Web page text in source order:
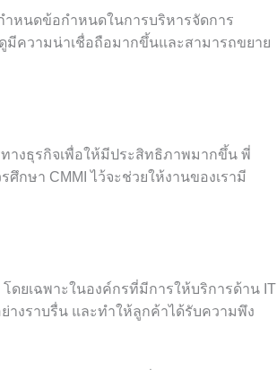
ำหนดข้อกำหนดในการบริหารจัดการ
มีความน่าเชื่อถือมากขึ้นและสามารถขยาย
างธุรกิจเพื่อให้มีประสิทธิภาพมากขึ้น พี่
กษา CMMI ไว้จะช่วยให้งานของเรามี
ดยเฉพาะในองค์กรที่มีการให้บริการด้าน IT
างราบรื่น และทำให้ลูกค้าได้รับความพึง